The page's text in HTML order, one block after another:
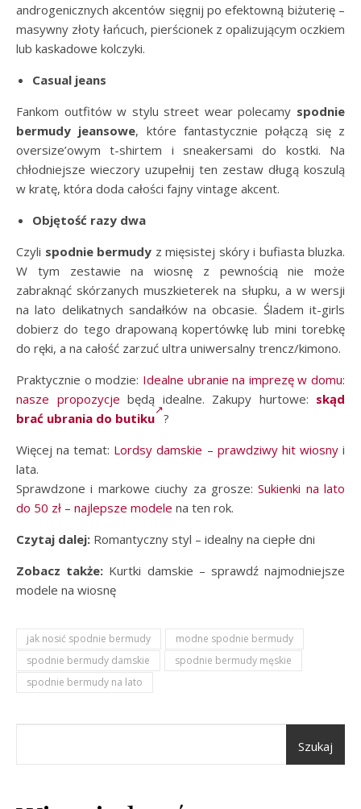
androgenicznych akcentów sięgnij po efektowną biżuterię –
masywny złoty łańcuch, pierścionek z opalizującym oczkiem
lub kaskadowe kolczyki.
Casual jeans
Fankom outfitów w stylu street wear polecamy spodnie
bermudy jeansowe, które fantastycznie połączą się z
oversize’owym t-shirtem i sneakersami do kostki. Na
chłodniejsze wieczory uzupełnij ten zestaw długą koszulą
w kratę, która doda całości fajny vintage akcent.
Objętość razy dwa
Czyli spodnie bermudy z mięsistej skóry i bufiasta bluzka.
W tym zestawie na wiosnę z pewnością nie może
zabraknąć skórzanych muszkieterek na słupku, a w wersji
na lato delikatnych sandałków na obcasie. Śladem it-girls
dobierz do tego drapowaną kopertówkę lub mini torebkę
do ręki, a na całość zarzuć ultra uniwersalny trencz/kimono.
Praktycznie o modzie: Idealne ubranie na imprezę w domu:
nasze propozycje będą idealne. Zakupy hurtowe: skąd
brać ubrania do butiku ?
Więcej na temat: Lordsy damskie – prawdziwy hit wiosnyi
lata.
Sprawdzone i markowe ciuchy za grosze:Sukienki na lato
do 50 zł – najlepsze modele na ten rok.
Czytaj dalej: Romantyczny styl – idealny na ciepłe dni
Zobacz także: Kurtki damskie – sprawdź najmodniejsze
modele na wiosnę
jak nosić spodnie bermudy
modne spodnie bermudy
spodnie bermudy damskie
spodnie bermudy męskie
spodnie bermudy na lato
Szukaj